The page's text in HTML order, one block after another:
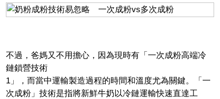
不過，爸媽又不用擔心，因為現時有「一次成粉高端冷
鏈鎖營技術
1」，而當中運輸製造過程的時間和溫度尤為關鍵。「一
次成粉」技術是指將新鮮牛奶以冷鏈運輸快速直達工